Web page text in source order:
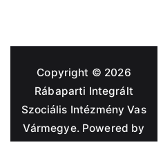
Copyright © 2026
Rábaparti Integrált
Szociális Intézmény Vas
Vármegye. Powered by